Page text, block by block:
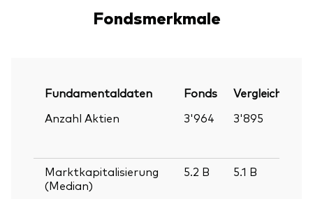
Fondsmerkmale
Fundamentaldaten Fonds
Anzahl Aktien
3'964 3'895
Marktkapitalisierung
(Median)
5.2 B 5.1 B